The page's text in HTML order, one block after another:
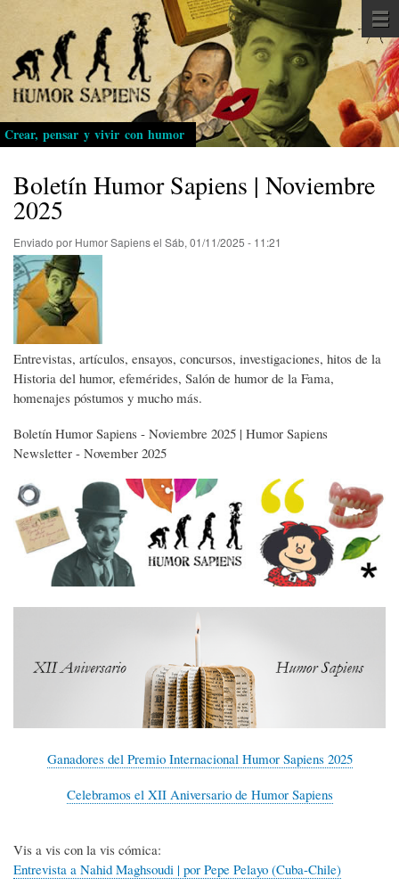
Pasar
al
contenido
principal
Crear, pensar y vivir con humor
Boletín Humor Sapiens | Noviembre
2025
Enviado por Humor Sapiensel Sáb, 01/11/2025 - 11:21
Entrevistas, artículos, ensayos, concursos, investigaciones, hitos de la
Historia del humor, efemérides, Salón de humor de la Fama,
homenajes póstumos y mucho más.
Boletín Humor Sapiens - Noviembre 2025 | Humor Sapiens
Newsletter - November 2025
Ganadores del Premio Internacional Humor Sapiens 2025
Celebramos el XII Aniversario de Humor Sapiens
Vis a vis con la vis cómica:
Entrevista a Nahid Maghsoudi | por Pepe Pelayo (Cuba-Chile)